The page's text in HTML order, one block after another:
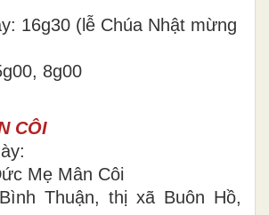
16g30 (lễ Chúa Nhật mừng
8g00
CÔI
Mẹ Mân Côi
Thuận, thị xã Buôn Hồ,